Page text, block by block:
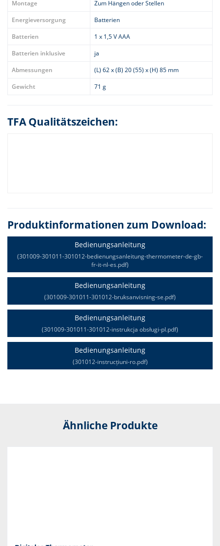
Montage
Zum Hängen oder Stellen
Energieversorgung
Batterien
Batterien
1 x 1,5 V AAA
Batterien inklusive
ja
Abmessungen
(L) 62 x (B) 20 (55) x (H) 85 mm
Gewicht
71 g
TFA Qualitätszeichen:
Produktinformationen zum Download:
Bedienungsanleitung
(301009-301011-301012-bedienungsanleitung-thermometer-de-gb-
fr-it-nl-es.pdf)
Bedienungsanleitung
(301009-301011-301012-bruksanvisning-se.pdf)
Bedienungsanleitung
(301009-301011-301012-instrukcja obsługi-pl.pdf)
Bedienungsanleitung
(301012-instrucțiuni-ro.pdf)
Ähnliche Produkte